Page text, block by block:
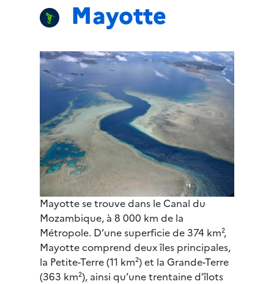
Mayotte
Mayotte se trouve dans le Canal du
Mozambique, à 8 000 km de la
Métropole. D’une superficie de 374 km²,
Mayotte comprend deux îles principales,
la Petite-Terre (11 km²) et la Grande-Terre
(363 km²), ainsi qu’une trentaine d’îlots